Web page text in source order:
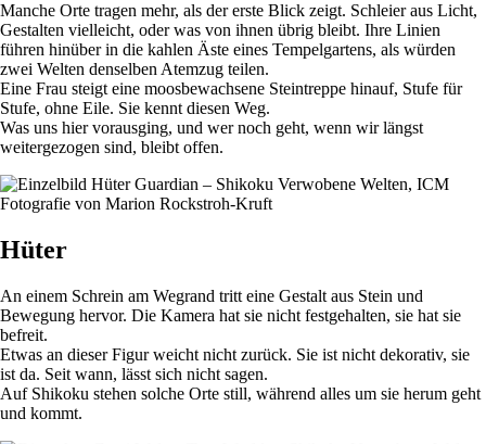
Manche Orte tragen mehr, als der erste Blick zeigt. Schleier aus Licht,
Gestalten vielleicht, oder was von ihnen übrig bleibt. Ihre Linien
führen hinüber in die kahlen Äste eines Tempelgartens, als würden
zwei Welten denselben Atemzug teilen.
Eine Frau steigt eine moosbewachsene Steintreppe hinauf, Stufe für
Stufe, ohne Eile. Sie kennt diesen Weg.
Was uns hier vorausging, und wer noch geht, wenn wir längst
weitergezogen sind, bleibt offen.
Hüter
An einem Schrein am Wegrand tritt eine Gestalt aus Stein und
Bewegung hervor. Die Kamera hat sie nicht festgehalten, sie hat sie
befreit.
Etwas an dieser Figur weicht nicht zurück. Sie ist nicht dekorativ, sie
ist da. Seit wann, lässt sich nicht sagen.
Auf Shikoku stehen solche Orte still, während alles um sie herum geht
und kommt.